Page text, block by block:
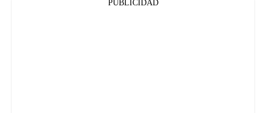
PUBLICIDAD